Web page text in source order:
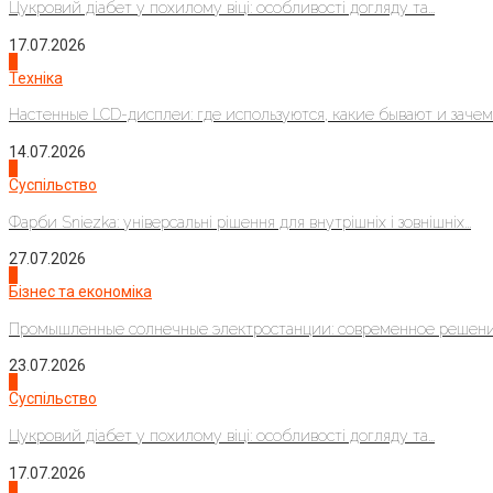
Цукровий діабет у похилому віці: особливості догляду та...
17.07.2026
Техніка
Настенные LCD-дисплеи: где используются, какие бывают и
14.07.2026
Суспільство
Фарби Sniezka: універсальні рішення для внутрішніх і зовнішніх...
27.07.2026
Бізнес та економіка
Промышленные солнечные электростанции: современное
23.07.2026
Суспільство
Цукровий діабет у похилому віці: особливості догляду та...
17.07.2026